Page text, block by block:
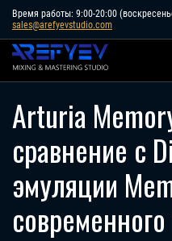
Skip
content
Время работы: 9:00-20:00
sales@arefyevstudio.com
Arturia
сравнение с
эмуляции